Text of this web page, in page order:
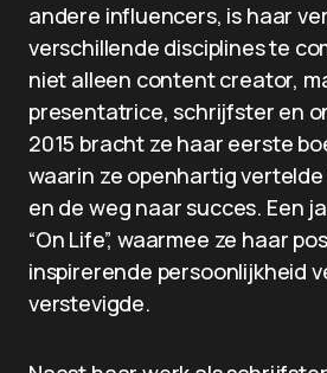
andere influencers, is haar
verschillende disciplines te
niet alleen content creator,
presentatrice, schrijfster en
2015 bracht ze haar eerste
waarin ze openhartig
en de weg naar succes. Een
“On Life”, waarmee ze haar
inspirerende persoonlijkheid
verstevigde.